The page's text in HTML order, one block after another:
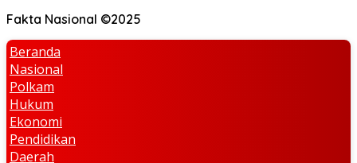
Fakta Nasional ©2025
Beranda
Nasional
Polkam
Hukum
Ekonomi
Pendidikan
Daerah